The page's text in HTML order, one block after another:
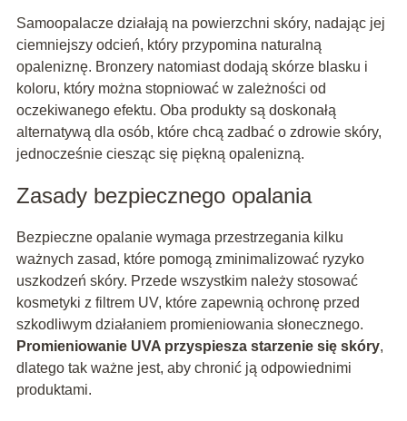
Samoopalacze działają na powierzchni skóry, nadając jej
ciemniejszy odcień, który przypomina naturalną
opaleniznę. Bronzery natomiast dodają skórze blasku i
koloru, który można stopniować w zależności od
oczekiwanego efektu. Oba produkty są doskonałą
alternatywą dla osób, które chcą zadbać o zdrowie skóry,
jednocześnie ciesząc się piękną opalenizną.
Zasady bezpiecznego opalania
Bezpieczne opalanie wymaga przestrzegania kilku
ważnych zasad, które pomogą zminimalizować ryzyko
uszkodzeń skóry. Przede wszystkim należy stosować
kosmetyki z filtrem UV, które zapewnią ochronę przed
szkodliwym działaniem promieniowania słonecznego.
Promieniowanie UVA przyspiesza starzenie się skóry,
dlatego tak ważne jest, aby chronić ją odpowiednimi
produktami.